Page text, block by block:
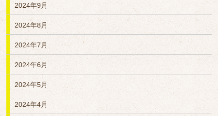
2024年9月
2024年8月
2024年7月
2024年6月
2024年5月
2024年4月